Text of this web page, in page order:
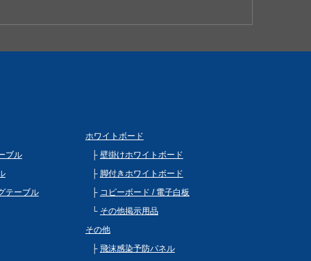
ブル
テーブル
ホワイトボード
壁掛けホワイトボード
脚付きホワイトボード
コピーボード / 電子白板
その他掲示用品
その他
飛沫感染予防パネル